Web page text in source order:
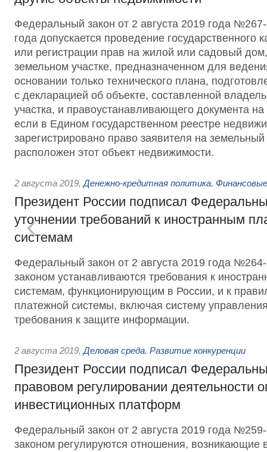
Федеральный закон от 2 августа 2019 года
года допускается проведение государственного
или регистрации прав на жилой или садовый
земельном участке, предназначенном для
основании только технического плана,
с декларацией об объекте, составленной
участка, и правоустанавливающего документа
если в Едином государственном реестре
зарегистрировано право заявителя на земельный
расположен этот объект недвижимости.
2 августа 2019, Денежно-кредитная политика.
Президент России подписал
уточнении требований к иностранным
системам
Федеральный закон от 2 августа 2019 года
законом устанавливаются требования к
системам, функционирующим в России, и к
платежной системы, включая систему
требования к защите информации.
2 августа 2019, Деловая среда. Развитие конкуренции
Президент России подписал
правовом регулировании деятельности
инвестиционных платформ
Федеральный закон от 2 августа 2019 года
законом регулируются отношения, возникающие